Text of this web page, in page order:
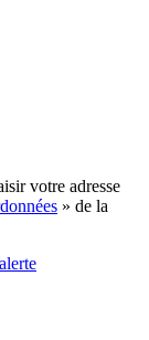
votre adresse
» de la